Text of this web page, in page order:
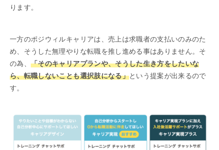
ります。
一方のポジウィルキャリアは、売上は求職者の支払いのみのた
め、そうした無理やりな転職を推し進める事はありません。そ
の為、「そのキャリアプランや、そうした生き方をしたいな
ら、転職しないことも選択肢になる」という提案が出来るので
す。